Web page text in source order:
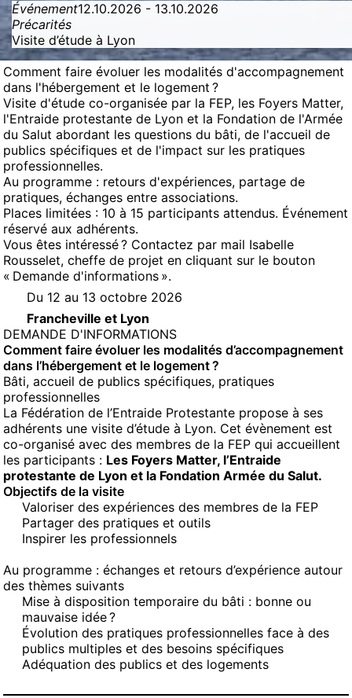
Événement12.10.2026 - 13.10.2026
Précarités
Visite d’étude à Lyon
Comment faire évoluer les modalités d'accompagnement
dans l'hébergement et le logement ?
Visite d'étude co-organisée par la FEP, les Foyers Matter,
l'Entraide protestante de Lyon et la Fondation de l'Armée
du Salut abordant les questions du bâti, de l'accueil de
publics spécifiques et de l'impact sur les pratiques
professionnelles.
Au programme : retours d'expériences, partage de
pratiques, échanges entre associations.
Places limitées : 10 à 15 participants attendus. Événement
réservé aux adhérents.
Vous êtes intéressé ? Contactez par mail Isabelle
Rousselet, cheffe de projet en cliquant sur le bouton
« Demande d'informations ».
Du 12 au 13 octobre 2026
Francheville et Lyon
DEMANDE D'INFORMATIONS(NOUVELLE FENÊTRE)
Comment faire évoluer les modalités d’accompagnement
dans l’hébergement et le logement ?
Bâti, accueil de publics spécifiques, pratiques
professionnelles
La Fédération de l’Entraide Protestante propose à ses
adhérents une visite d’étude à Lyon. Cet évènement est
co-organisé avec des membres de la FEP qui accueillent
les participants : Les Foyers Matter, l’Entraide
protestante de Lyon et la Fondation Armée du Salut.
Objectifs de la visite
Valoriser des expériences des membres de la FEP
Partager des pratiques et outils
Inspirer les professionnels
Au programme : échanges et retours d’expérience autour
des thèmes suivants
Mise à disposition temporaire du bâti : bonne ou
mauvaise idée ?
Évolution des pratiques professionnelles face à des
publics multiples et des besoins spécifiques
Adéquation des publics et des logements